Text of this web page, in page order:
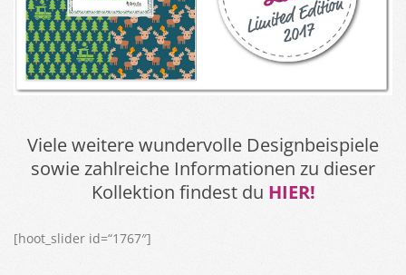
Viele weitere wundervolle Designbeispiele
sowie zahlreiche Informationen zu dieser
Kollektion findest du HIER!
[hoot_slider id=“1767″]